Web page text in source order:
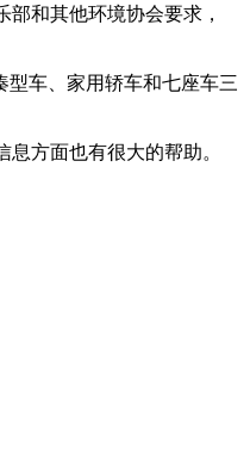
和其他环境协会要求，
型车、家用轿车和七座车三
方面也有很大的帮助。